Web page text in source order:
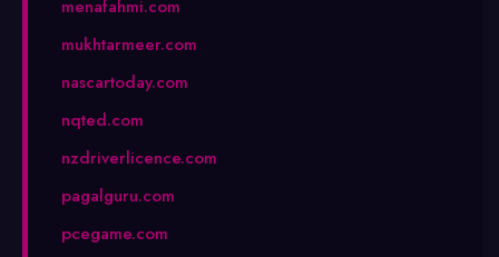
menafahmi.com
mukhtarmeer.com
nascartoday.com
nqted.com
nzdriverlicence.com
pagalguru.com
pcegame.com